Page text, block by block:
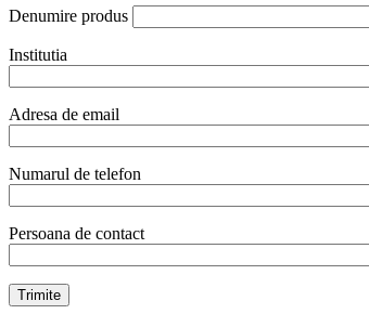
Denumire produs
Institutia
Adresa de email
Numarul de telefon
Persoana de contact